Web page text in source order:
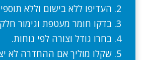
העדיפו ללא בישום וללא
בדקו חומר מעטפת וגימור
בחרו גודל וצורה לפי נוחות.
שקלו מוליך אם ההחדרה לא